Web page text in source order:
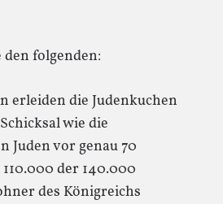
folgenden:
erleiden die Judenkuchen
wie die
Juden vor genau 70
der 140.000
des Königreichs